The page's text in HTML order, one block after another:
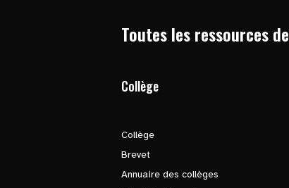
Toutes les ressources de
Collège
Collège
Brevet
Annuaire des collèges